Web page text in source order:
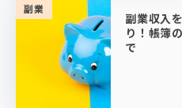
副業
副業収入
り！帳簿
で